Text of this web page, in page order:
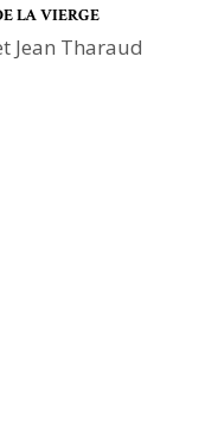
LA VIERGE
Jean Tharaud